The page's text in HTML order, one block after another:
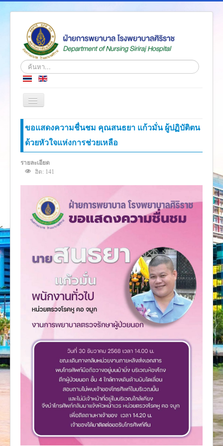
ค้นหา...
สลับ
เก
ชั่น
หน้าแรก
ข่าว
เกี่ยวกับเรา
โครงสร้างองค์กร
ตำราวิชาการ
งานวิจัย
งานวิเคราะห์/สังเคราะห์
เอกสารประกอบการสอน
นวัตกรรม
Download
Link Intranet
คำถาม/ร้องเรียน
ขอแสดงความชื่นชม คุณสนธยา แก้วมั่น ผู้ปฏิบัติตน
ด้วยหัวใจแห่งการช่วยเหลือ
รายละเอียด
ฮิต: 141